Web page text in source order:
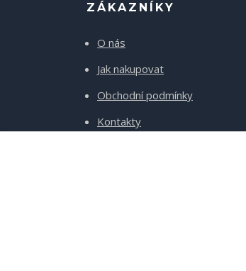
ZÁKAZNÍKY
O nás
Jak nakupovat
Obchodní podmínky
Kontakty